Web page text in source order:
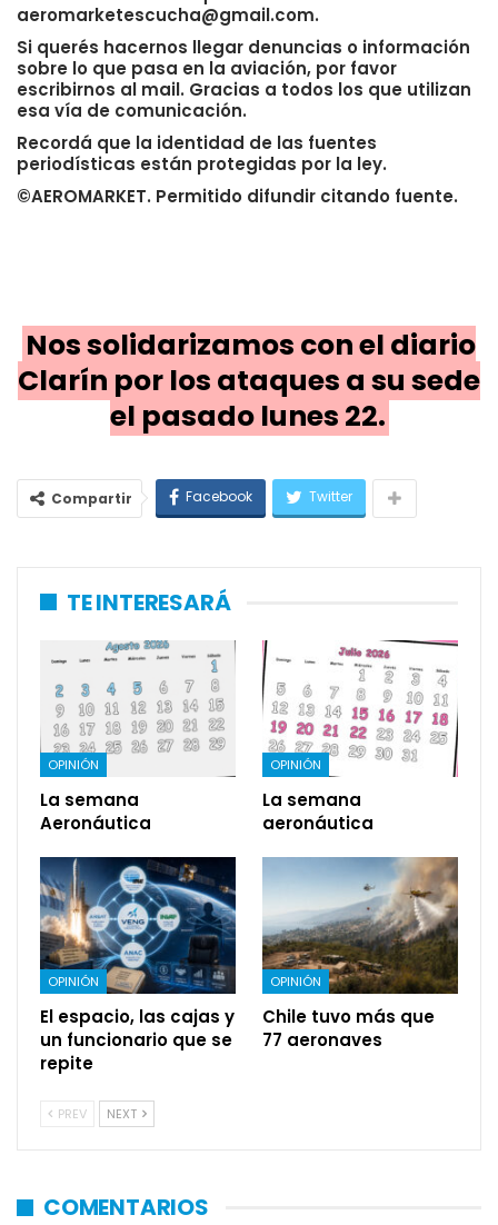
aeromarketescucha@gmail.com.
Si querés hacernos llegar denuncias o información
sobre lo que pasa en la aviación, por favor
escribirnos al mail. Gracias a todos los que utilizan
esa vía de comunicación.
Recordá que la identidad de las fuentes
periodísticas están protegidas por la ley.
©AEROMARKET. Permitido difundir citando fuente.
Nos solidarizamos con el diario
Clarín por los ataques a su sede
el pasado lunes 22.
Compartir Facebook Twitter
TE INTERESARÁ
OPINIÓN
La semana
Aeronáutica
OPINIÓN
La semana
aeronáutica
OPINIÓN
El espacio, las cajas y
un funcionario que se
repite
OPINIÓN
Chile tuvo más que
77 aeronaves
PREV NEXT
COMENTARIOS